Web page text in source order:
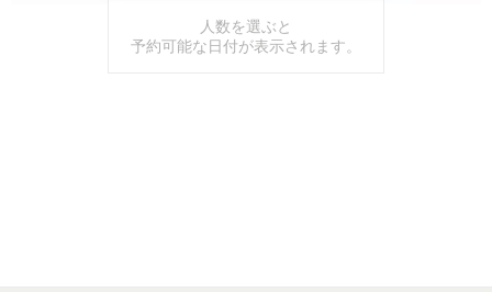
人数を選ぶと
予約可能な日付が表示されます。